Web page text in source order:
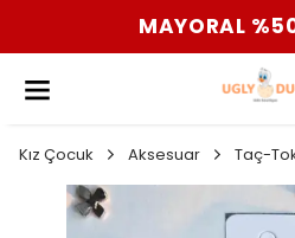
MAYORAL
Kız Çocuk Aksesuar Taç-